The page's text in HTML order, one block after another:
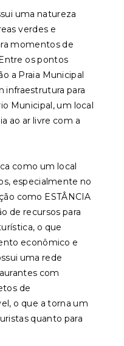
uma natureza
verdes e
momentos de
os pontos
a Praia Municipal
infraestrutura para
Municipal, um local
ao ar livre com a
como um local
especialmente no
como ESTÂNCIA
de recursos para
o que
econômico e
uma rede
com
de
o que a torna um
quanto para